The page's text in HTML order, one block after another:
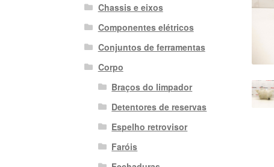
Chassis e eixos
Componentes elétricos
Conjuntos de ferramentas
Corpo
Braços do limpador
Detentores de reservas
Espelho retrovisor
Faróis